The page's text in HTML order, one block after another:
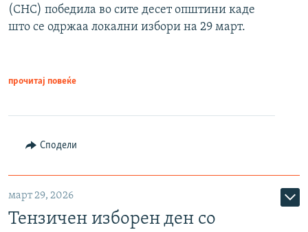
(СНС) победила во сите десет општини каде
што се одржаа локални избори на 29 март.
прочитај повеќе
Сподели
март 29, 2026
Тензичен изборен ден со